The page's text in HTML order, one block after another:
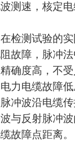
测速，核定
测试验的实
故障，脉冲
确度高，不
力电缆故障
冲波沿电缆
与反射脉冲
故障点距离。